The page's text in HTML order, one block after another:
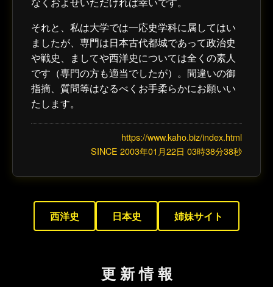
それと、私は大学では一応史学科に属してはい
ましたが、専門は日本古代都城であって政治史
や戦史、ましてや西洋史については全くの素人
です（専門の方も適当でしたが）。間違いの御
指摘、質問等はなるべくお手柔らかにお願いい
たします。
https://www.kaho.biz/index.html
SINCE 2003年01月22日 03時38分38秒
西洋史 日本史 姉妹サイト
更 新 情 報